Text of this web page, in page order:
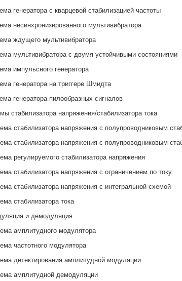
генератора с кварцевой стабилизацией частоты
несинхронизированного мультивибратора
ждущего мультивибратора
мультивибратора с двумя устойчивыми состояниями
импульсного генератора
генератора на триггере Шмидта
генератора пилообразных сигналов
стабилизатора напряжения/стабилизатора тока
стабилизатора напряжения с полупроводниковым
стабилизатора напряжения с полупроводниковым
регулируемого стабилизатора напряжения
стабилизатора напряжения с ограничением по току
стабилизатора напряжения с интегральной схемой
стабилизатора тока
и демодуляция
амплитудного модулятора
частотного модулятора
детектирования амплитудной модуляции
амплитудной демодуляции